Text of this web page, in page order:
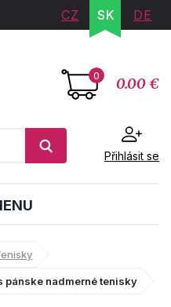
CZ SK DE
0 0.00 €
Přihlásit se
pánske nadmerné tenisky